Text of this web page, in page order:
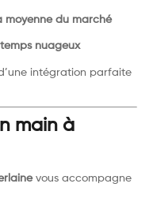
moyenne du marché
nuageux
intégration parfaite
main à
vous accompagne